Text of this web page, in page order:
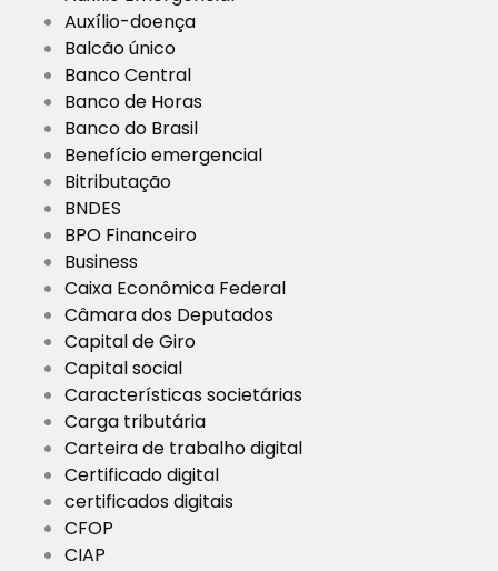
Auxílio-doença
Balcão único
Banco Central
Banco de Horas
Banco do Brasil
Benefício emergencial
Bitributação
BNDES
BPO Financeiro
Business
Caixa Econômica Federal
Câmara dos Deputados
Capital de Giro
Capital social
Características societárias
Carga tributária
Carteira de trabalho digital
Certificado digital
certificados digitais
CFOP
CIAP